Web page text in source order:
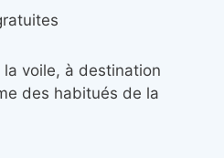
voile, à destination
des habitués de la